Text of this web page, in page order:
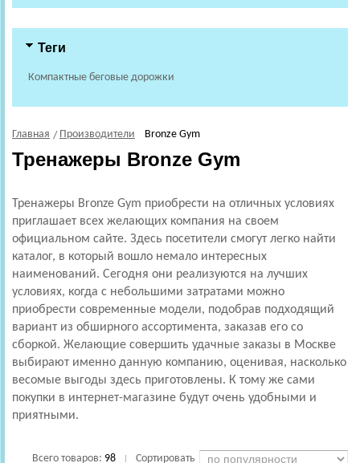
Теги
Компактные беговые дорожки
Главная Производители Bronze Gym
Тренажеры Bronze Gym
Тренажеры Bronze Gym приобрести на отличных условиях
приглашает всех желающих компания на своем
официальном сайте. Здесь посетители смогут легко найти
каталог, в который вошло немало интересных
наименований. Сегодня они реализуются на лучших
условиях, когда с небольшими затратами можно
приобрести современные модели, подобрав подходящий
вариант из обширного ассортимента, заказав его со
сборкой. Желающие совершить удачные заказы в Москве
выбирают именно данную компанию, оценивая, насколько
весомые выгоды здесь приготовлены. К тому же сами
покупки в интернет-магазине будут очень удобными и
приятными.
Всего товаров: 98 Сортировать